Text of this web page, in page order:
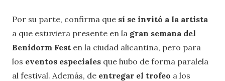
Por su parte, confirma que sí se invitó a la artista
a que estuviera presente en la gran semana del
Benidorm Fest en la ciudad alicantina, pero para
los eventos especiales que hubo de forma paralela
al festival. Además, de entregar el trofeo a los